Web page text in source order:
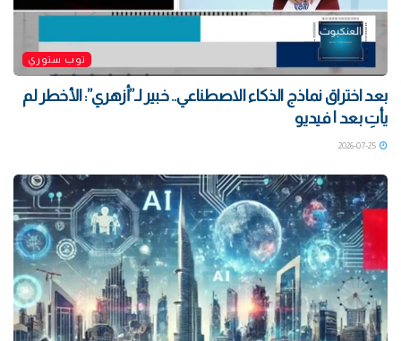
توب ستوري
بعد اختراق نماذج الذكاء الاصطناعي.. خبير لـ”أزهري”: الأخطر لم
يأتِ بعد | فيديو